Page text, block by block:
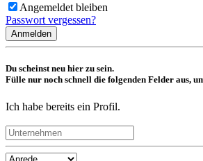
Angemeldet bleiben
Passwort vergessen?
Anmelden
Du scheinst neu hier zu sein.
Fülle nur noch schnell die folgenden Felder aus,
Ich habe bereits ein Profil.